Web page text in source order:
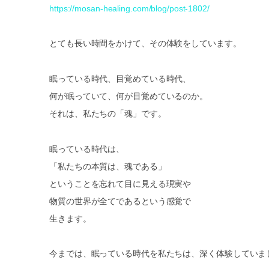
https://mosan-healing.com/blog/post-1802/
とても長い時間をかけて、その体験をしています。
眠っている時代、目覚めている時代、
何が眠っていて、何が目覚めているのか。
それは、私たちの「魂」です。
眠っている時代は、
「私たちの本質は、魂である」
ということを忘れて目に見える現実や
物質の世界が全てであるという感覚で
生きます。
今までは、眠っている時代を私たちは、深く体験していま